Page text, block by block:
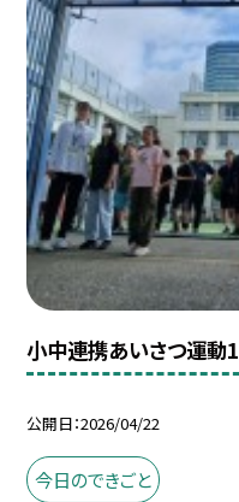
小中連携あいさつ運動1
公開日 2026/04/22
今日のできごと